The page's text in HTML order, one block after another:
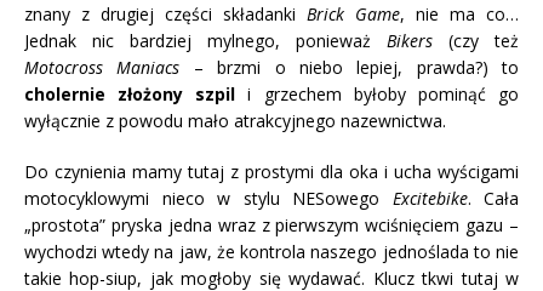
znany z drugiej części składanki Brick Game, nie ma co…
Jednak nic bardziej mylnego, ponieważ Bikers (czy też
Motocross Maniacs – brzmi o niebo lepiej, prawda?) to
cholernie złożony szpil i grzechem byłoby pominąć go
wyłącznie z powodu mało atrakcyjnego nazewnictwa.
Do czynienia mamy tutaj z prostymi dla oka i ucha wyścigami
motocyklowymi nieco w stylu NESowego Excitebike. Cała
„prostota” pryska jedna wraz z pierwszym wciśnięciem gazu –
wychodzi wtedy na jaw, że kontrola naszego jednoślada to nie
takie hop-siup, jak mogłoby się wydawać. Klucz tkwi tutaj w